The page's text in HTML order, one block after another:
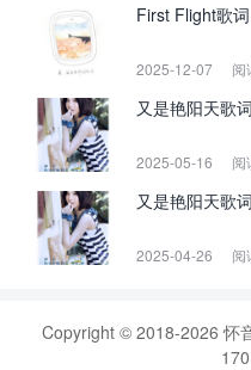
First Flight歌
2025-12-07 阅
又是艳阳天歌
2025-05-16 阅
又是艳阳天歌
2025-04-26 阅
Copyright © 2018-2026 怀